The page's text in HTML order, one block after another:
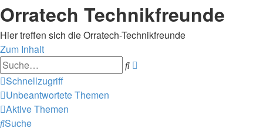
Orratech Technikfreunde
Hier treffen sich die Orratech-Technikfreunde
Zum Inhalt
Suche
Schnellzugriff
Unbeantwortete Themen
Aktive Themen
Suche